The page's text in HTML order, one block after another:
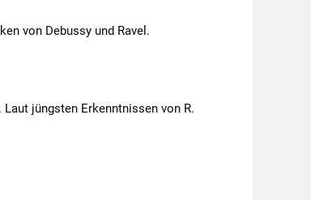
von Debussy und Ravel.
jüngsten Erkenntnissen von R.